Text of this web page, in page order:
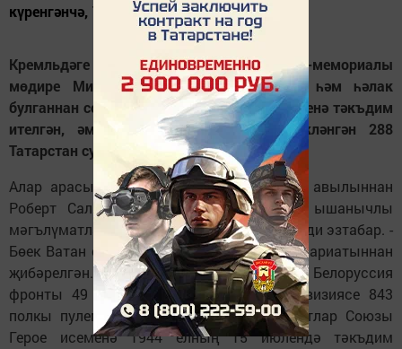
күренгәнчә, 1923 елгы, - ди...
Кремльдәге Бөек Ватан сугышы музей-мемориалы
мөдире Михаил Черепанов исән чакта һәм һәлак
булганнан соң Советлар Союзы Герое исеменә тәкъдим
ителгән, әмма орден белән генә бүләкләнгән 288
Татарстан сугышчысын эзләп тапкан.
Алар арасында Апас районының Шәмәк авылыннан
Роберт Салих улы Сафин да бар. "Ул, ышанычлы
мәгълүматлардан күренгәнчә, 1923 елгы, - ди эзтабар. -
Бөек Ватан сугышына район хәрби комиссариатыннан
җибәрелгән. Кече лейтенант. Икенче Белоруссия
фронты 49 армия 238 Карачев укчы дивизиясе 843
полкы пулемет взводы командиры. Советлар Союзы
Герое исеменә 1944 елның 15 июлендә тәкъдим